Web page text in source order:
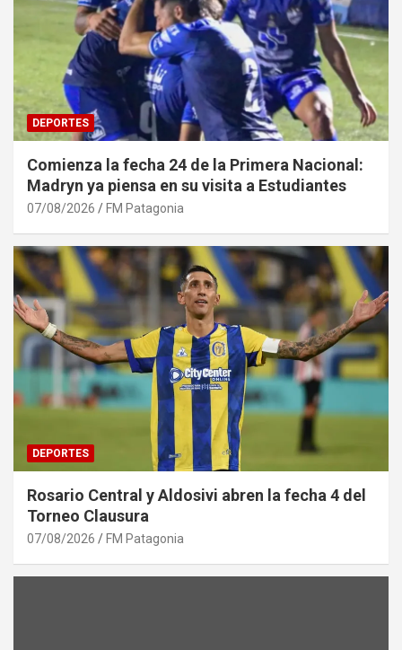
DEPORTES
Comienza la fecha 24 de la Primera Nacional:
Madryn ya piensa en su visita a Estudiantes
07/08/2026 FM Patagonia
DEPORTES
Rosario Central y Aldosivi abren la fecha 4 del
Torneo Clausura
07/08/2026 FM Patagonia